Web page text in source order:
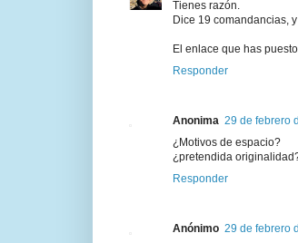
Tienes razón.
Dice 19 comandancias,
El enlace que has
Responder
Anonima 29 de febrero
¿Motivos de espacio?
¿pretendida
Responder
Anónimo 29 de febrero